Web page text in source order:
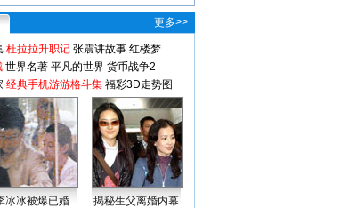
更多>>
杜拉拉升职记 张震讲故事 红楼梦
世界名著 平凡的世界 货币战争2
经典手机游游格斗集 福彩3D走势图
冰冰被爆已婚
揭秘生父离婚内幕